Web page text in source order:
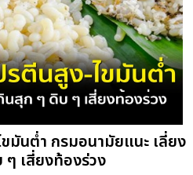
มันต่ำ กรมอนามัยแนะ เลี่ยง
เสี่ยงท้องร่วง